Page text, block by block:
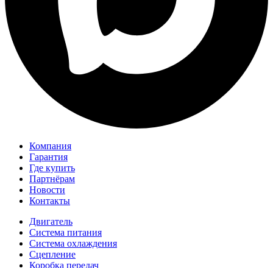
Компания
Гарантия
Где купить
Партнёрам
Новости
Контакты
Двигатель
Система питания
Система охлаждения
Сцепление
Коробка передач